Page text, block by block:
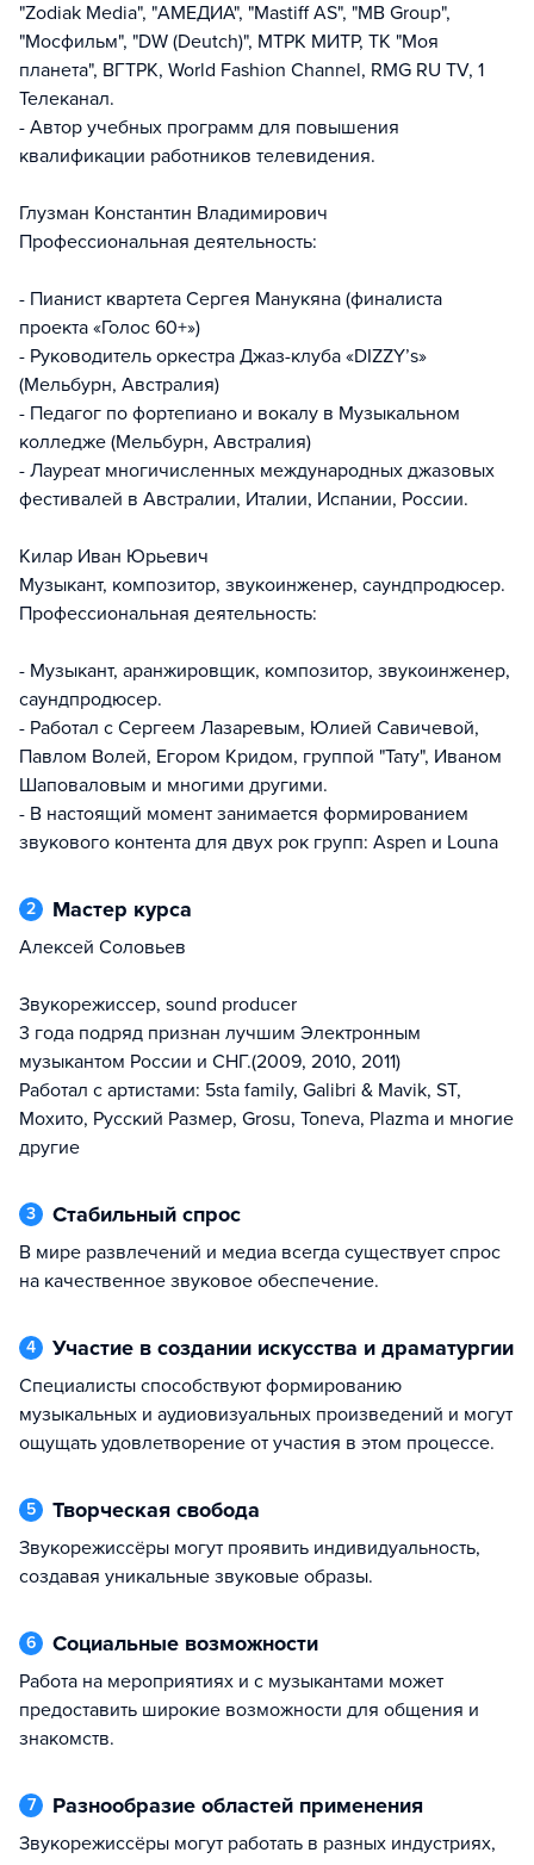
"Zodiak Media", "АМЕДИА", "Mastiff AS", "MB Group",
"Мосфильм", "DW (Deutch)", МТРК МИТР, ТК "Моя
планета", ВГТРК, World Fashion Channel, RMG RU TV, 1
Телеканал.
- Автор учебных программ для повышения
квалификации работников телевидения.
Глузман Константин Владимирович
Профессиональная деятельность:
- Пианист квартета Сергея Манукяна (финалиста
проекта «Голос 60+»)
- Руководитель оркестра Джаз-клуба «DIZZY’s»
(Мельбурн, Австралия)
- Педагог по фортепиано и вокалу в Музыкальном
колледже (Мельбурн, Австралия)
- Лауреат многичисленных международных джазовых
фестивалей в Австралии, Италии, Испании, России.
Килар Иван Юрьевич
Музыкант, композитор, звукоинженер, саундпродюсер.
Профессиональная деятельность:
- Музыкант, аранжировщик, композитор, звукоинженер,
саундпродюсер.
- Работал с Сергеем Лазаревым, Юлией Савичевой,
Павлом Волей, Егором Кридом, группой "Тату", Иваном
Шаповаловым и многими другими.
- В настоящий момент занимается формированием
звукового контента для двух рок групп: Aspen и Louna
2 Мастер курса
Алексей Соловьев
Звукорежиссер, sound producer
3 года подряд признан лучшим Электронным
музыкантом России и СНГ.(2009, 2010, 2011)
Работал с артистами: 5sta family, Galibri & Mavik, ST,
Мохито, Русский Размер, Grosu, Toneva, Plazma и многие
другие
3 Стабильный спрос
В мире развлечений и медиа всегда существует спрос
на качественное звуковое обеспечение.
4 Участие в создании искусства и драматургии
Специалисты способствуют формированию
музыкальных и аудиовизуальных произведений и могут
ощущать удовлетворение от участия в этом процессе.
5 Творческая свобода
Звукорежиссёры могут проявить индивидуальность,
создавая уникальные звуковые образы.
6 Социальные возможности
Работа на мероприятиях и с музыкантами может
предоставить широкие возможности для общения и
знакомств.
7 Разнообразие областей применения
Звукорежиссёры могут работать в разных индустриях,